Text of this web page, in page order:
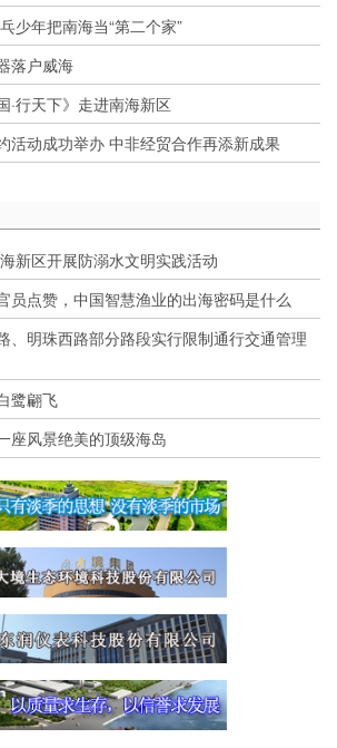
少年把南海当“第二个家”
落户威海
·行天下》走进南海新区
活动成功举办 中非经贸合作再添新成果
新区开展防溺水文明实践活动
员点赞，中国智慧渔业的出海密码是什么
、明珠西路部分路段实行限制通行交通管理
鹭翩飞
座风景绝美的顶级海岛